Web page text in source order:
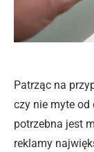
Patrząc na
czy nie myte
potrzebna jest
reklamy